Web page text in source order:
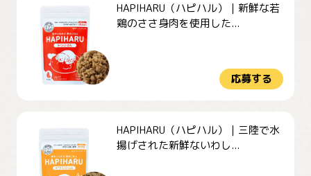
HAPIHARU（ハピハル）｜新鮮な若
鶏のささ身肉を使用した...
応募する
HAPIHARU（ハピハル）｜三陸で水
揚げされた新鮮ないわし...